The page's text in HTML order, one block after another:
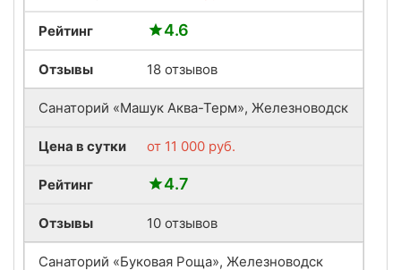
Рейтинг 4.6
Отзывы 18 отзывов
Санаторий «Машук Аква-Терм», Железноводск
Цена в сутки от 11 000 руб.
Рейтинг 4.7
Отзывы 10 отзывов
Санаторий «Буковая Роща», Железноводск